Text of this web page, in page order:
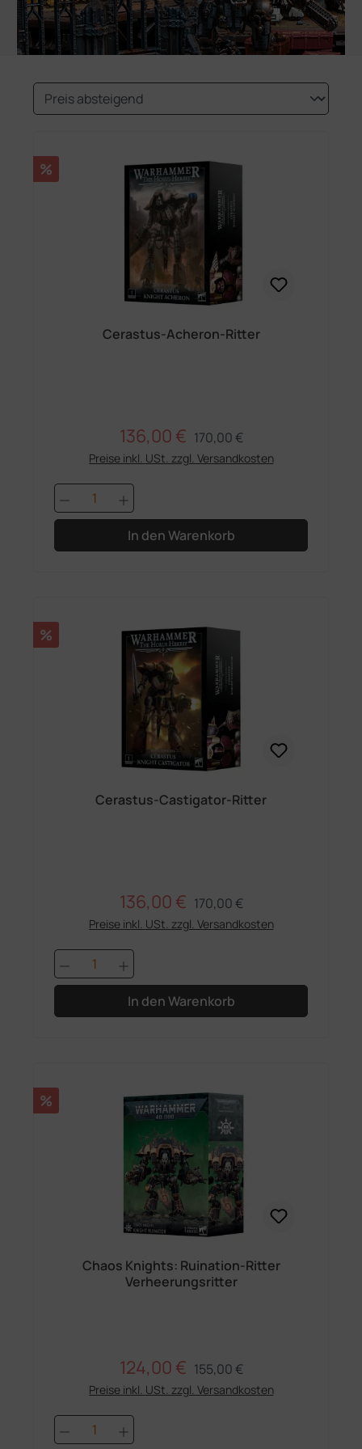
Rabatt
%
Cerastus-Acheron-Ritter
Verkaufspreis:
136,00 € Regulärer Preis:
170,00 €
Preise inkl. USt. zzgl. Versandkosten
Produkt Anzahl: Gib den
In den Warenkorb
Rabatt
%
Cerastus-Castigator-Ritter
Verkaufspreis:
136,00 € Regulärer Preis:
170,00 €
Preise inkl. USt. zzgl. Versandkosten
Produkt Anzahl: Gib den
In den Warenkorb
Rabatt
%
Chaos Knights: Ruination-Ritter
Verheerungsritter
Verkaufspreis:
124,00 € Regulärer Preis:
155,00 €
Preise inkl. USt. zzgl. Versandkosten
Produkt Anzahl: Gib den